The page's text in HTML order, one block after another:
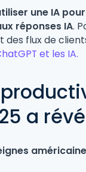
une IA
réponses IA.
flux de
et les IA.
a